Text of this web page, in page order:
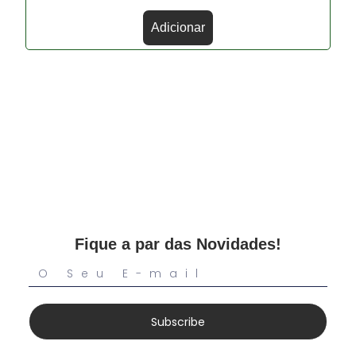
Adicionar
Fique a par das Novidades!
Subscribe